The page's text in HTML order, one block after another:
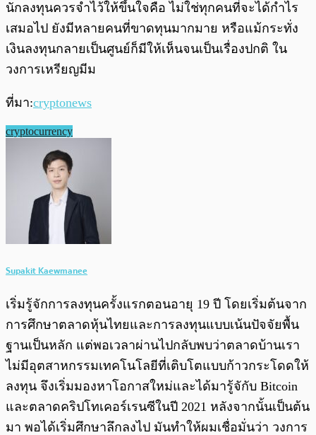
นักลงทุนควรจำไว้ให้ขึ้นใจคือ ไม่ใช่ทุกคนที่จะได้กำไร
เสมอไป ยังมีหลายคนที่ขาดทุนมากมาย หรือแม้กระทั่ง
เงินลงทุนกลายเป็นศูนย์ก็มีให้เห็นจนเป็นเรื่องปกติ ใน
วงการเหรียญมีม
ที่มา:cryptonews
cryptocurrency
Supakit Kaewmanee
เริ่มรู้จักการลงทุนครั้งแรกตอนอายุ 19 ปี โดยเริ่มต้นจาก
การศึกษาตลาดหุ้นไทยและการลงทุนแบบเน้นปัจจัยพื้น
ฐานเป็นหลัก แต่พอเวลาผ่านไปกลับพบว่าตลาดบ้านเรา
ไม่มีอุตสาหกรรมเทคโนโลยีที่เติบโตแบบก้าวกระโดดให้
ลงทุน จึงเริ่มมองหาโอกาสใหม่และได้มารู้จักับ Bitcoin
และตลาดคริปโทเคอร์เรนซีในปี 2021 หลังจากนั้นเป็นต้น
มา พอได้เริ่มศึกษาลึกลงไป มันทำให้ผมเชื่อมั่นว่า วงการ